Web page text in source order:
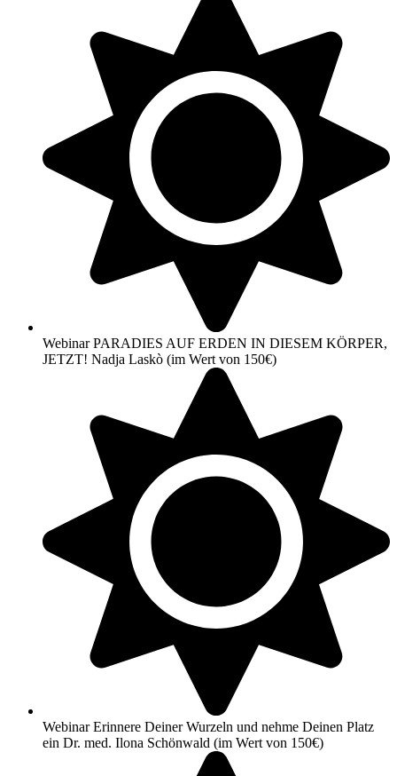
Webinar PARADIES AUF ERDEN IN DIESEM KÖRPER,
JETZT! Nadja Laskò (im Wert von 150€)
Webinar Erinnere Deiner Wurzeln und nehme Deinen Platz
ein Dr. med. Ilona Schönwald (im Wert von 150€)